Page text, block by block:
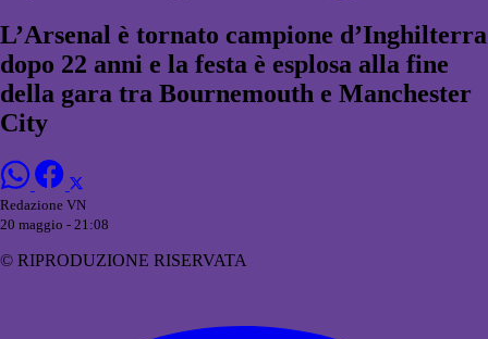
L’Arsenal è tornato campione d’Inghilterra
dopo 22 anni e la festa è esplosa alla fine
della gara tra Bournemouth e Manchester
City
Redazione VN
20 maggio - 21:08
© RIPRODUZIONE RISERVATA